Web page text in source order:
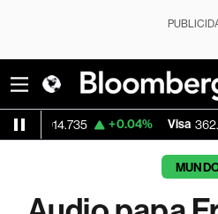
+0.04% Visa 362.50 -